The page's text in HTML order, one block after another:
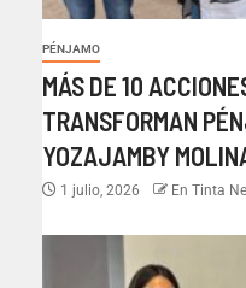
PÉNJAMO
MÁS DE 10
TRANSFORMAN
YOZAJAMBY
1 julio, 2026 En Tinta